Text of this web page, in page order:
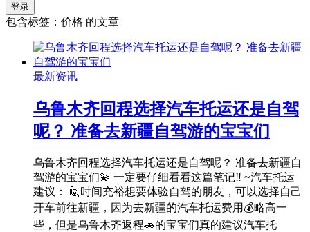
登录
包含标签：价格 的文章
最新资讯
乌鲁木齐回程选择汽车托运还是自驾
呢？ 准备去新疆自驾游的宝宝们
乌鲁木齐回程选择汽车托运还是自驾呢？ 准备去新疆自
驾游的宝宝们💫 一定要仔细看看这篇笔记‼ ~汽车托运
建议： 🙋时间充裕想要体验自驾的朋友，可以选择自己
开车前往新疆，因为去新疆的汽车托运费用💰略高一
些，但是乌鲁木齐返程🚗的宝宝们真的建议汽车托